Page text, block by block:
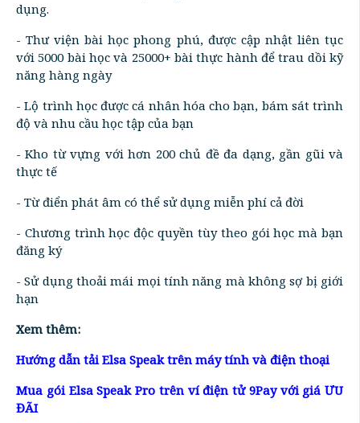
dụng.
- Thư viện bài học phong phú, được cập nhật liên tục
với 5000 bài học và 25000+ bài thực hành để trau dồi kỹ
năng hàng ngày
- Lộ trình học được cá nhân hóa cho bạn, bám sát trình
độ và nhu cầu học tập của bạn
- Kho từ vựng với hơn 200 chủ đề đa dạng, gần gũi và
thực tế
- Từ điển phát âm có thể sử dụng miễn phí cả đời
- Chương trình học độc quyền tùy theo gói học mà bạn
đăng ký
- Sử dụng thoải mái mọi tính năng mà không sợ bị giới
hạn
Xem thêm:
Hướng dẫn tải Elsa Speak trên máy tính và điện thoại
Mua gói Elsa Speak Pro trên ví điện tử 9Pay với giá ƯU
ĐÃI